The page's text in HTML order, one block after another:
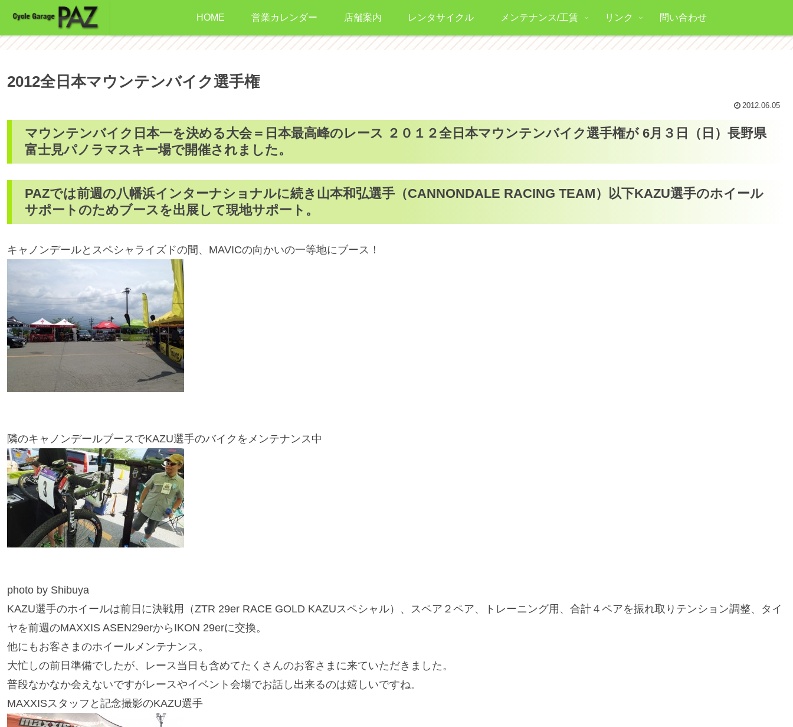
HOME 営業カレンダー 店舗案内 レンタサイクル メンテナンス/工賃 リンク 問い合わせ
2012全日本マウンテンバイク選手権
2012.06.05
マウンテンバイク日本一を決める大会＝日本最高峰のレース ２０１２全日本マウンテンバイク選手権が 6月３日（日）長野県
富士見パノラマスキー場で開催されました。
PAZでは前週の八幡浜インターナショナルに続き山本和弘選手（CANNONDALE RACING TEAM）以下KAZU選手のホイール
サポートのためブースを出展して現地サポート。
キャノンデールとスペシャライズドの間、MAVICの向かいの一等地にブース！
隣のキャノンデールブースでKAZU選手のバイクをメンテナンス中
photo by Shibuya
KAZU選手のホイールは前日に決戦用（ZTR 29er RACE GOLD KAZUスペシャル）、スペア２ペア、トレーニング用、合計４ペアを振れ取りテンション調整、タイ
ヤを前週のMAXXIS ASEN29erからIKON 29erに交換。
他にもお客さまのホイールメンテナンス。
大忙しの前日準備でしたが、レース当日も含めてたくさんのお客さまに来ていただきました。
普段なかなか会えないですがレースやイベント会場でお話し出来るのは嬉しいですね。
MAXXISスタッフと記念撮影のKAZU選手